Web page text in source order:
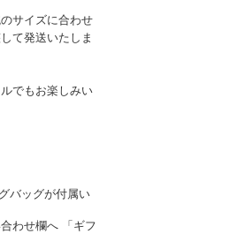
サイズに合わせ
て発送いたしま
でもお楽しみい
バッグが付属い
わせ欄へ 「ギフ